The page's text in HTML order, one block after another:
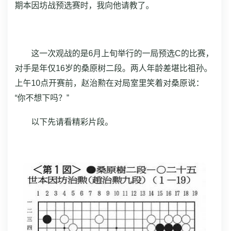
期本因坊战预选赛时，我向他请教了。
这一次观战的是6月上旬举行的一局预选C的比赛，
对手是年仅16岁的桑原树二段。两人年龄差堪比祖孙。
上午10点开赛前，赵治勲在对局室里笑着对桑原说：
“你不想下吗？”
以下先请看精彩片段。